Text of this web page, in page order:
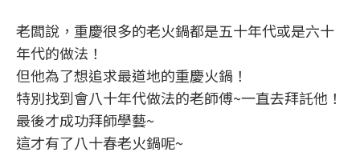
老闆說，重慶很多的老火鍋都是五十年代或是六十
年代的做法！
但他為了想追求最道地的重慶火鍋！
特別找到會八十年代做法的老師傅~一直去拜託他！
最後才成功拜師學藝~
這才有了八十春老火鍋呢~